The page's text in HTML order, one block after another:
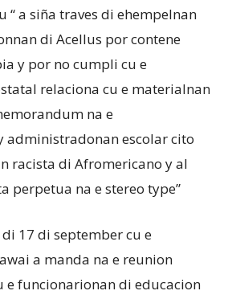
“ a siña traves di ehempelnan
di Acellus por contene
y por no cumpli cu e
relaciona cu e materialnan
na e
administradonan escolar cito
racista di Afromericano y al
perpetua na e stereo type”
17 di september cu e
a manda na e reunion
e funcionarionan di educacion